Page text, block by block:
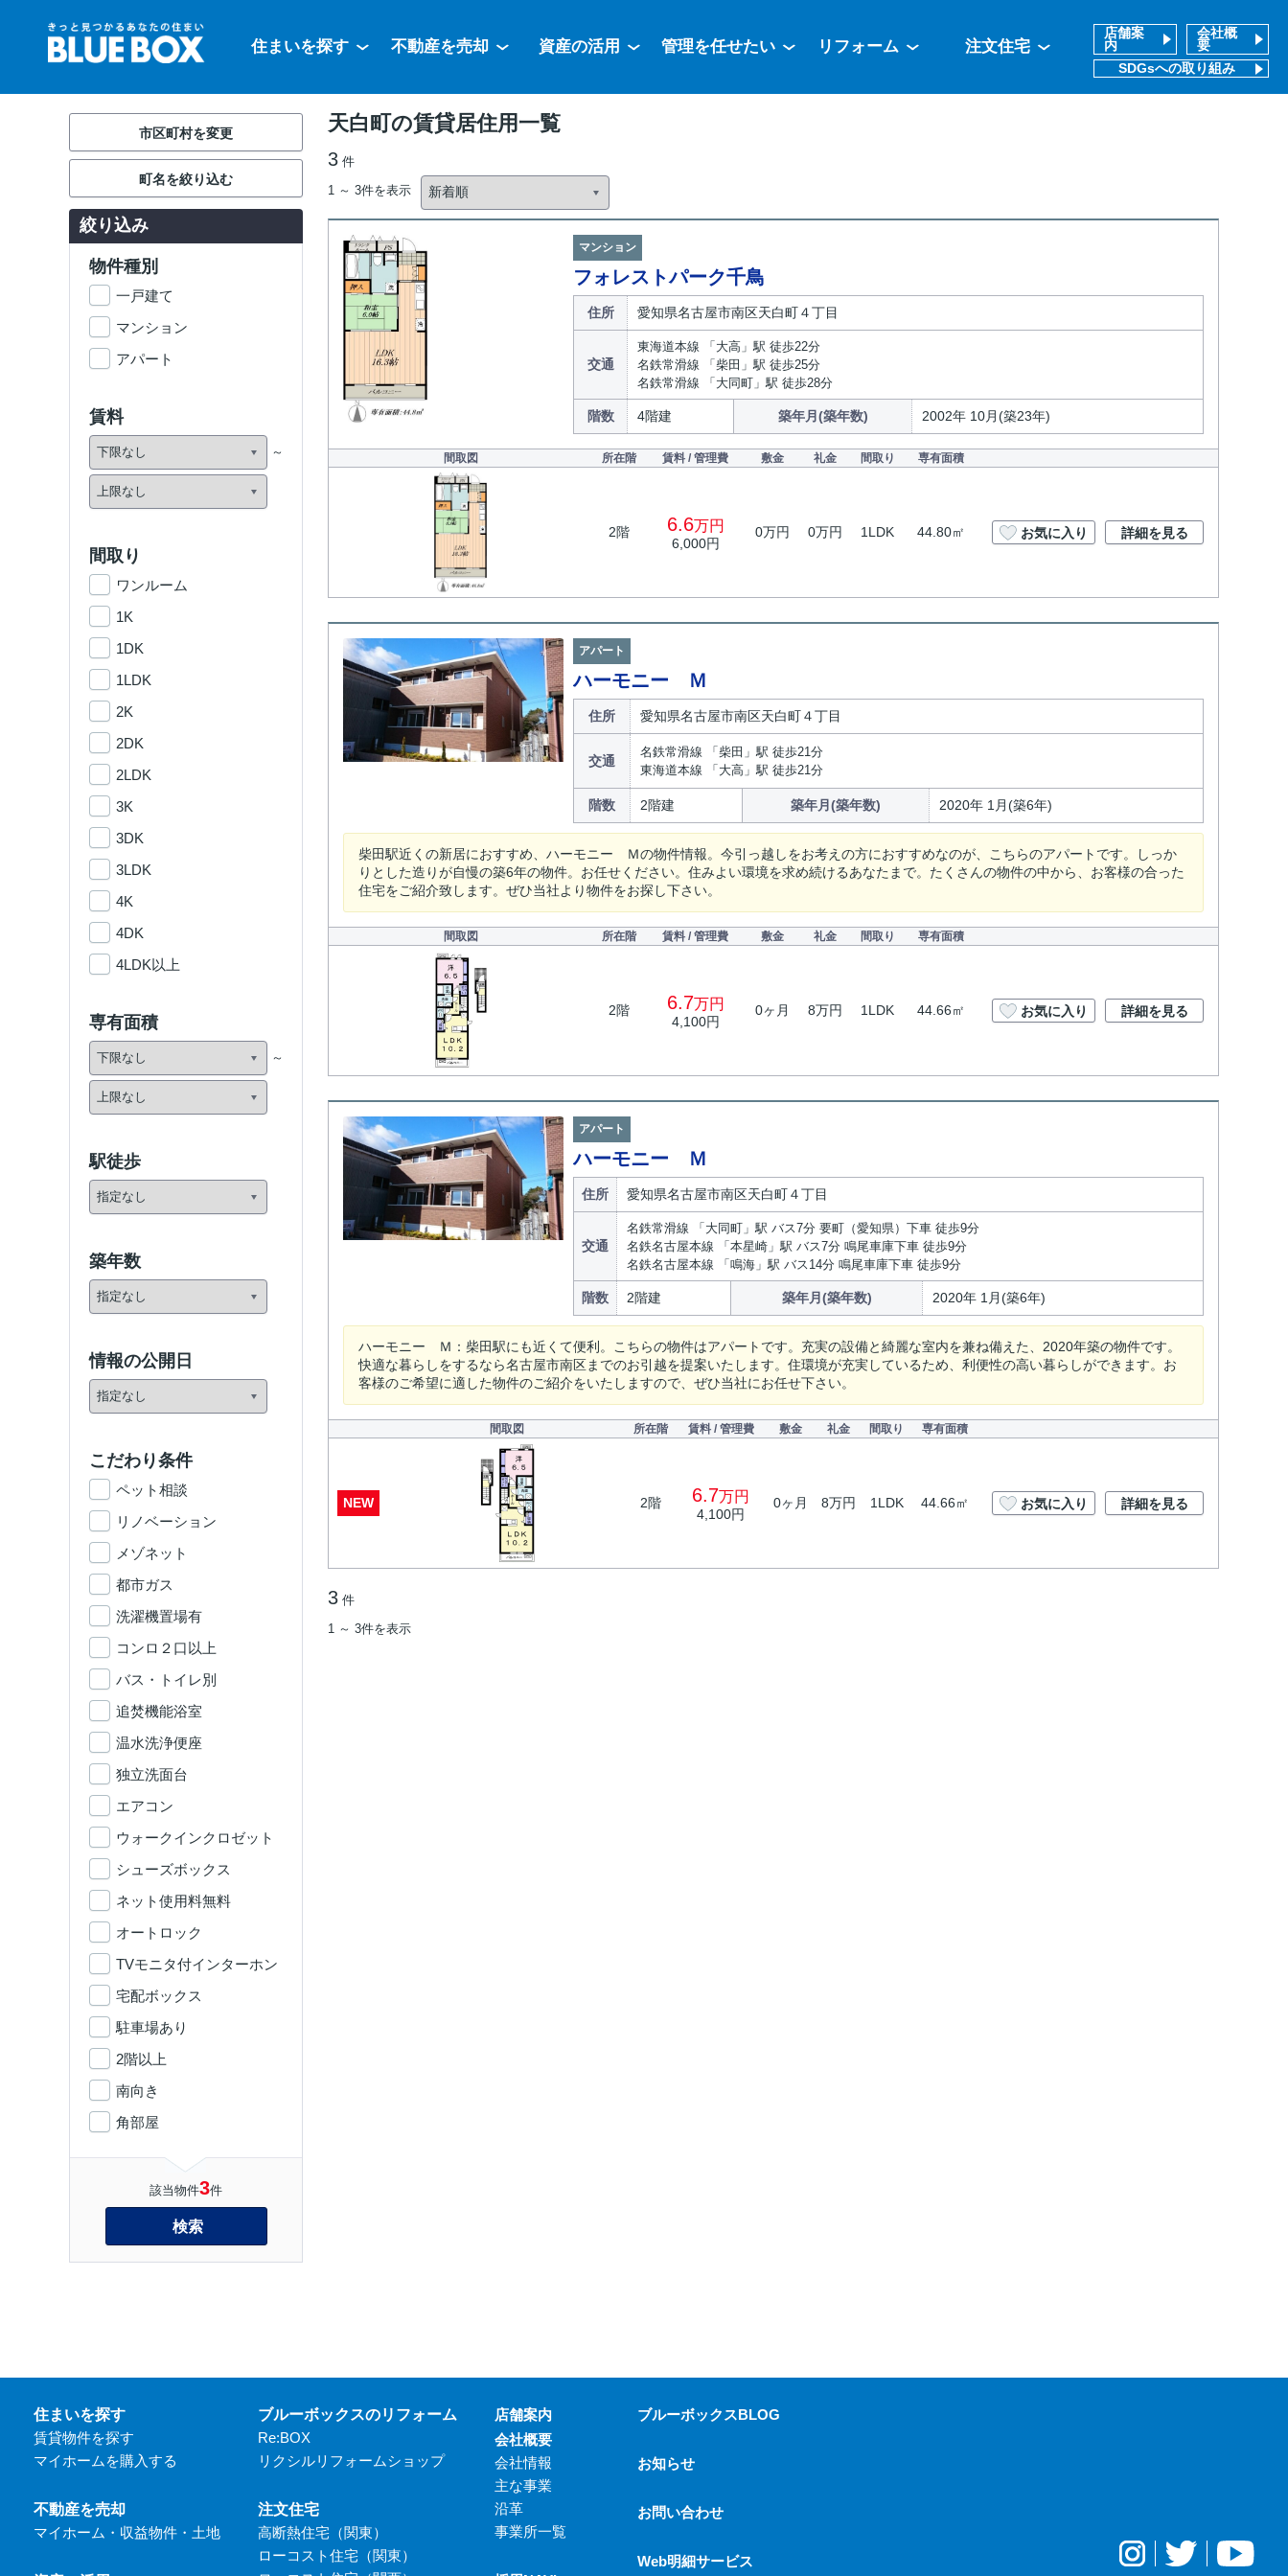
住まいを探す 不動産を売却 資産の活用 管理を任せたい リフォーム 注文住宅
店舗案
内
会社概
要
SDGsへの取り組み
天白町の賃貸居住用一覧
3 件
1 ～ 3件を表示
マンション
フォレストパーク千鳥
住所 愛知県名古屋市南区天白町４丁目
交通
東海道本線 「大高」駅 徒歩22分
名鉄常滑線 「柴田」駅 徒歩25分
名鉄常滑線 「大同町」駅 徒歩28分
階数 4階建 築年月(築年数) 2002年 10月(築23年)
間取図 所在階 賃料 / 管理費 敷金 礼金 間取り 専有面積
2階 6.6万円
6,000円
0万円 0万円 1LDK 44.80㎡ お気に入り 詳細を見る
アパート
ハーモニー Ｍ
住所 愛知県名古屋市南区天白町４丁目
交通
名鉄常滑線 「柴田」駅 徒歩21分
東海道本線 「大高」駅 徒歩21分
階数 2階建 築年月(築年数) 2020年 1月(築6年)
柴田駅近くの新居におすすめ、ハーモニー Ｍの物件情報。今引っ越しをお考えの方におすすめなのが、こちらのアパートです。しっか
りとした造りが自慢の築6年の物件。お任せください。住みよい環境を求め続けるあなたまで。たくさんの物件の中から、お客様の合った
住宅をご紹介致します。ぜひ当社より物件をお探し下さい。
間取図 所在階 賃料 / 管理費 敷金 礼金 間取り 専有面積
2階 6.7万円
4,100円
0ヶ月 8万円 1LDK 44.66㎡ お気に入り 詳細を見る
アパート
ハーモニー Ｍ
住所 愛知県名古屋市南区天白町４丁目
交通
名鉄常滑線 「大同町」駅 バス7分 要町（愛知県）下車 徒歩9分
名鉄名古屋本線 「本星崎」駅 バス7分 鳴尾車庫下車 徒歩9分
名鉄名古屋本線 「鳴海」駅 バス14分 鳴尾車庫下車 徒歩9分
階数 2階建 築年月(築年数) 2020年 1月(築6年)
ハーモニー Ｍ：柴田駅にも近くて便利。こちらの物件はアパートです。充実の設備と綺麗な室内を兼ね備えた、2020年築の物件です。
快適な暮らしをするなら名古屋市南区までのお引越を提案いたします。住環境が充実しているため、利便性の高い暮らしができます。お
客様のご希望に適した物件のご紹介をいたしますので、ぜひ当社にお任せ下さい。
間取図 所在階 賃料 / 管理費 敷金 礼金 間取り 専有面積
NEW 2階 6.7万円
4,100円
0ヶ月 8万円 1LDK 44.66㎡ お気に入り 詳細を見る
3 件
1 ～ 3件を表示
市区町村を変更
町名を絞り込む
絞り込み
物件種別
一戸建て
マンション
アパート
賃料
間取り
ワンルーム
1K
1DK
1LDK
2K
2DK
2LDK
3K
3DK
3LDK
4K
4DK
4LDK以上
専有面積
駅徒歩
築年数
情報の公開日
こだわり条件
ペット相談
リノベーション
メゾネット
都市ガス
洗濯機置場有
コンロ２口以上
バス・トイレ別
追焚機能浴室
温水洗浄便座
独立洗面台
エアコン
ウォークインクロゼット
シューズボックス
ネット使用料無料
オートロック
TVモニタ付インターホン
宅配ボックス
駐車場あり
2階以上
南向き
角部屋
該当物件3件
検索
住まいを探す
賃貸物件を探す
マイホームを購入する
不動産を売却
マイホーム・収益物件・土地
ブルーボックスのリフォーム
Re:BOX
リクシルリフォームショップ
注文住宅
高断熱住宅（関東）
ローコスト住宅（関東）
店舗案内
会社概要
会社情報
主な事業
沿革
事業所一覧
ブルーボックスBLOG
お知らせ
お問い合わせ
Web明細サービス